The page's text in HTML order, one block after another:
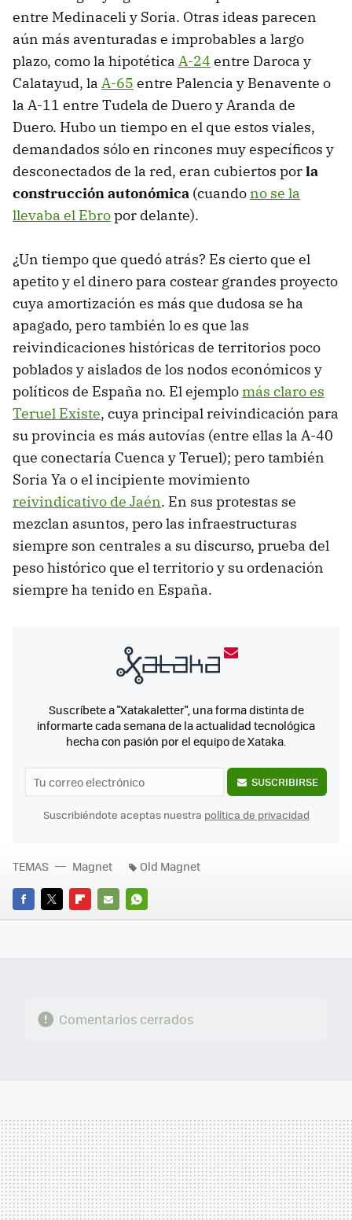
entre Medinaceli y Soria. Otras ideas parecen
aún más aventuradas e improbables a largo
plazo, como la hipotética A-24 entre Daroca y
Calatayud, la A-65 entre Palencia y Benavente o
la A-11 entre Tudela de Duero y Aranda de
Duero. Hubo un tiempo en el que estos viales,
demandados sólo en rincones muy específicos y
desconectados de la red, eran cubiertos porla
construcción autonómica (cuandono se la
llevaba el Ebropor delante).
¿Un tiempo que quedó atrás? Es cierto que el
apetito y el dinero para costear grandes proyecto
cuya amortización es más que dudosa se ha
apagado, pero también lo es que las
reivindicaciones históricas de territorios poco
poblados y aislados de los nodos económicos y
políticos de España no. El ejemplomás claro es
Teruel Existe, cuya principal reivindicación para
su provincia es más autovías (entre ellas la A-40
que conectaría Cuenca y Teruel); pero también
Soria Ya o el incipiente movimiento
reivindicativo de Jaén. En sus protestas se
mezclan asuntos, pero las infraestructuras
siempre son centrales a su discurso, prueba del
peso histórico que el territorio y su ordenación
siempre ha tenido en España.
Suscríbete a "Xatakaletter", una forma distinta de
informarte cada semana de la actualidad tecnológica
hecha con pasión por el equipo de Xataka.
SUSCRIBIRSE
Suscribiéndote aceptas nuestra política de privacidad
FACEBOOK
TWITTERFLIPBOARD
E-
WHATSAPP
TEMAS Magnet Old Magnet
Comentarios cerrados